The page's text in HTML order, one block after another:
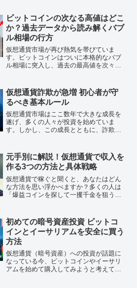
め、どちらに投資すべきか悩んでしまう
ことがよくあります。結論...
ビットコインの次なる高値はどこ
か？過去データから読み解くバブ
ル相場の行方
仮想通貨市場が再び熱気を帯びていま
す。ビットコインはついに本格的なバブ
ル相場に突入し、過去の最高値を次々に
ればよいのか」ということではないでし
ょうか。そして、このバブル...
仮想通貨詐欺が急増 初心者が守
るべき基本ルール
仮想通貨市場はここ数年で大きな成長を
遂げ、多くの人々が投資を始めていま
す。しかし、この成長とともに、詐欺行
ケースが多く見られます。本記事では、
初心者が仮想通貨詐欺に巻き...
元手別に解説！仮想通貨で収入を
作る3つの方法と具体戦略
仮想通貨で稼ぐと聞くと、あなたはどん
な方法を思い浮かべますか？多くの人は
「爆益コインを探して一攫千金を狙う」
スクの高い方法です。仮想通貨の世界で
着実に収入を作るためには...
初めての暗号資産投資 ビットコ
インとイーサリアムを安全に買う
方法
仮想通貨（暗号資産）への投資が話題に
なっている今、ビットコインやイーサリ
アムを始めて購入してみようと考えてい